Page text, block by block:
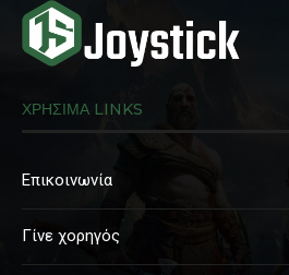
ΧΡΗΣΙΜΑ LINKS
Επικοινωνία
Γίνε χορηγός